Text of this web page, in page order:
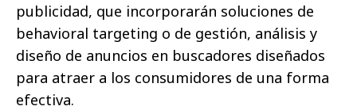
publicidad, que incorporarán soluciones de
behavioral targeting o de gestión, análisis y
diseño de anuncios en buscadores diseñados
para atraer a los consumidores de una forma
efectiva.